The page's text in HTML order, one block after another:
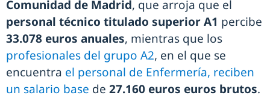
Comunidad de Madrid, que arroja que el
personal técnico titulado superior A1 percibe
33.078 euros anuales, mientras que los
profesionales del grupo A2, en el que se
encuentra el personal de Enfermería, reciben
un salario base de 27.160 euros euros brutos.